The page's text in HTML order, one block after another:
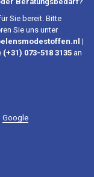
Sie bereit. Bitte
Sie uns unter
|
(+31) 073-518 3135 an
Google